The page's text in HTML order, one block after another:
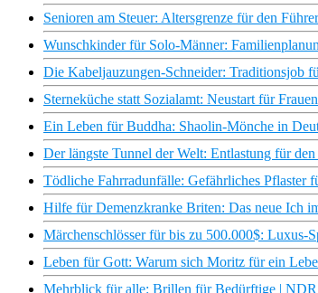
Senioren am Steuer: Altersgrenze für den
Wunschkinder für Solo-Männer:
Die Kabeljauzungen-Schneider: Traditionsjob
Sterneküche statt Sozialamt: Neustart für
Ein Leben für Buddha: Shaolin-Mönche in
Der längste Tunnel der Welt: Entlastung für
Tödliche Fahrradunfälle: Gefährliches
Hilfe für Demenzkranke Briten: Das neue Ich
Märchenschlösser für bis zu 500.000$: Luxus-
Leben für Gott: Warum sich Moritz für ein
Mehrblick für alle: Brillen für Bedürftige |